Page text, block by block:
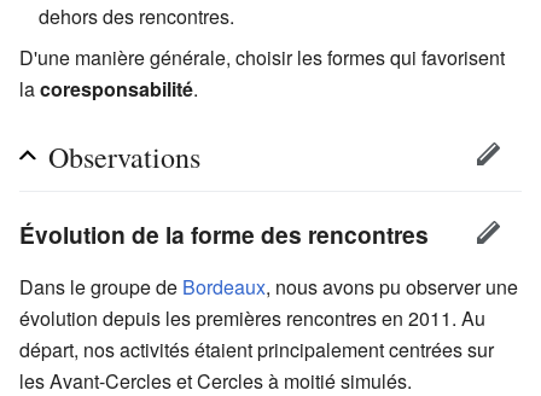
dehors des rencontres.
D'une manière générale, choisir les formes qui favorisent
lacoresponsabilité.
Observations
Évolution de la forme des rencontres
Dans le groupe de Bordeaux, nous avons pu observer une
évolution depuis les premières rencontres en 2011. Au
départ, nos activités étaient principalement centrées sur
les Avant-Cercles et Cercles à moitié simulés.